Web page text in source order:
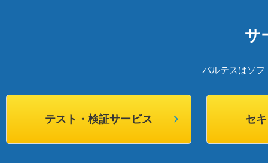
サ
バルテスはソ
テスト・検証サービス セ